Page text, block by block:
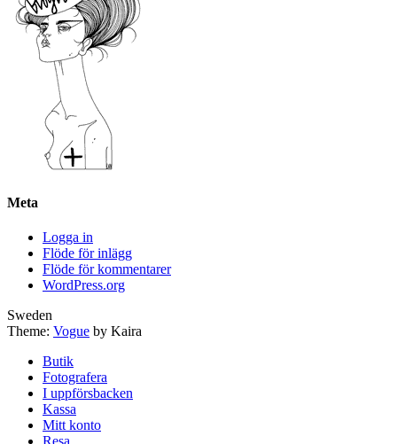
Meta
Logga in
Flöde för inlägg
Flöde för kommentarer
WordPress.org
Sweden
Theme: Vogue by Kaira
Butik
Fotografera
I uppförsbacken
Kassa
Mitt konto